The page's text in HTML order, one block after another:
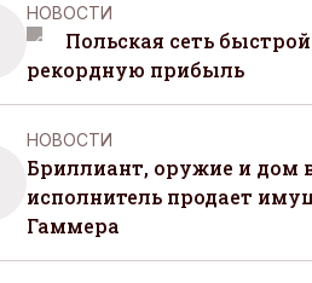
НОВОСТИ
Польская сеть
рекордную прибыль
НОВОСТИ
Бриллиант, оружие и дом
исполнитель продает
Гаммера